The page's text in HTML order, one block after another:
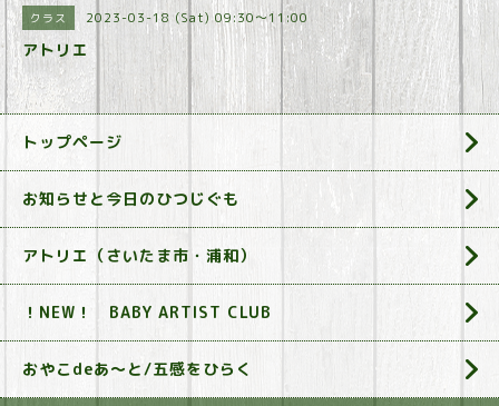
クラス 2023-03-18 (Sat) 09:30～11:00
アトリエ
トップページ
お知らせと今日のひつじぐも
アトリエ（さいたま市・浦和）
！NEW！ BABY ARTIST CLUB
おやこdeあ～と/五感をひらく